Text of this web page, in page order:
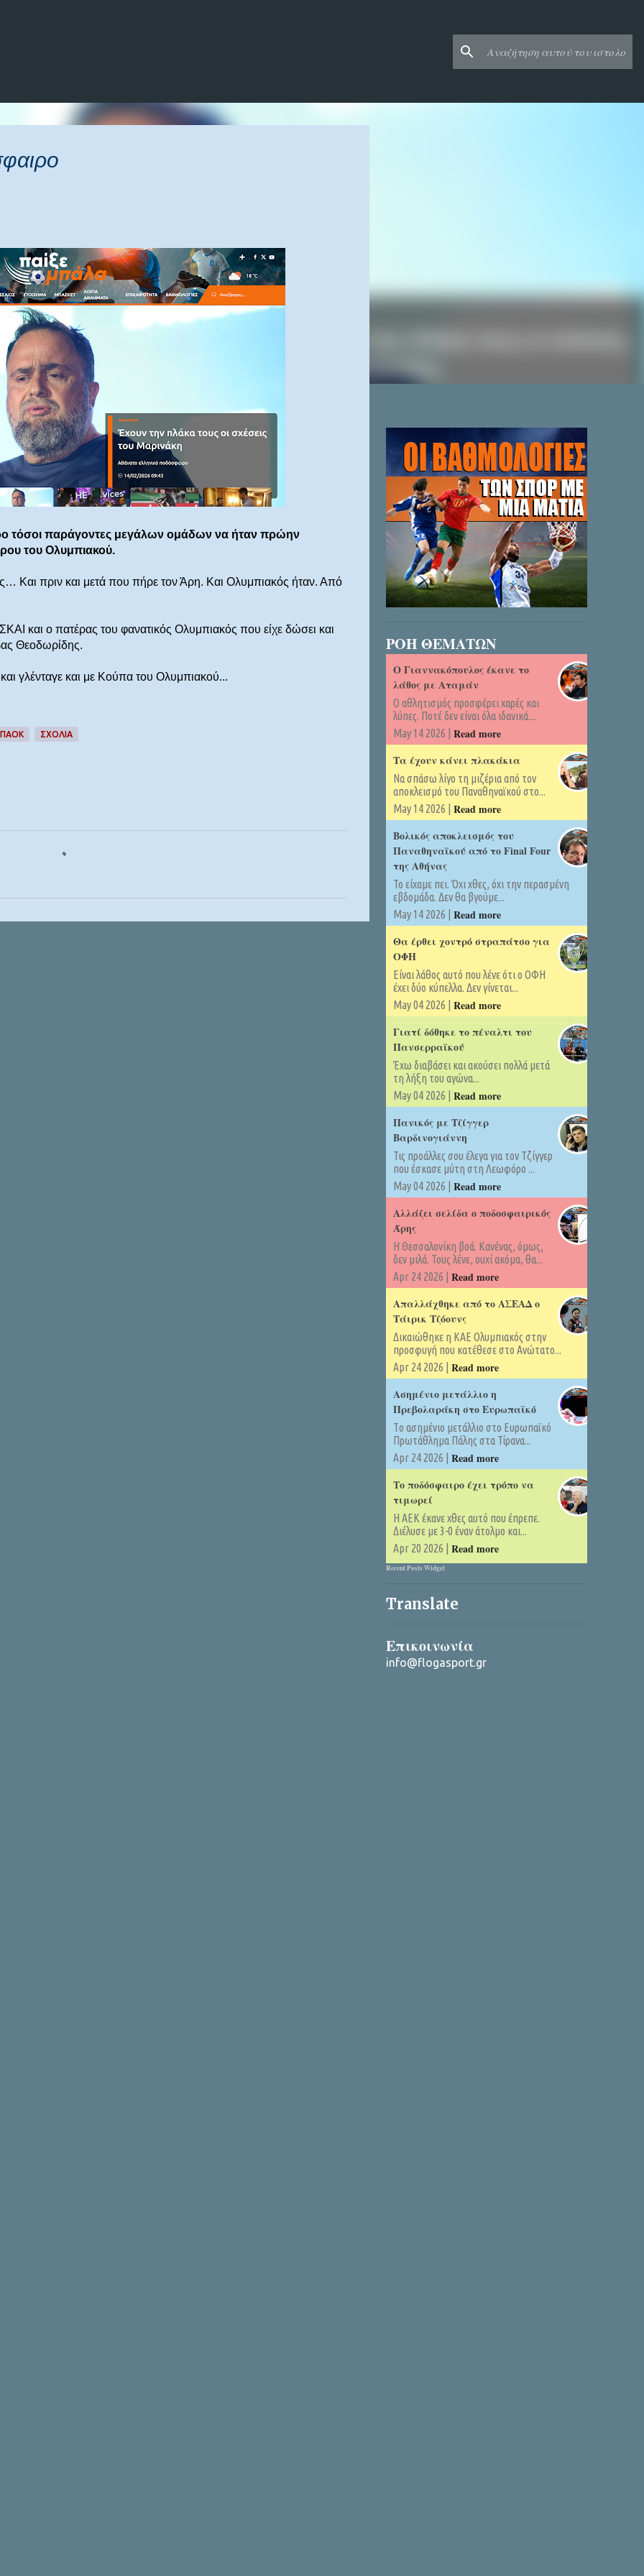
τόσοι παράγοντες μεγάλων ομάδων να ήταν πρώην
του Ολυμπιακού.
Και πριν και μετά που πήρε τον Άρη. Και Ολυμπιακός ήταν. Από
και ο πατέρας του φανατικός Ολυμπιακός που είχε δώσει και
Θεοδωρίδης.
γλένταγε και με Κούπα του Ολυμπιακού...
ΠΑΟΚ ΣΧΌΛΙΑ
ΡΟΗ ΘΕΜΑΤΩΝ
Ο Γιαννακόπουλος έκανε το
λάθος με Αταμάν
Ο αθλητισμός προσφέρει χαρές και
λύπες. Ποτέ δεν είναι όλα ιδανικά....
May 14 2026 | Read more
Τα έχουν κάνει πλακάκια
Να σπάσω λίγο τη μιζέρια από τον
αποκλεισμό του Παναθηναϊκού στο...
May 14 2026 | Read more
Βολικός αποκλεισμός του
Παναθηναϊκού από το Final Four
της Αθήνας
Το είχαμε πει. Όχι χθες, όχι την περασμένη
εβδομάδα. Δεν θα βγούμε...
May 14 2026 | Read more
Θα έρθει χοντρό στραπάτσο για
ΟΦΗ
Είναι λάθος αυτό που λένε ότι ο ΟΦΗ
έχει δύο κύπελλα. Δεν γίνεται...
May 04 2026 | Read more
Γιατί δόθηκε το πέναλτι του
Πανσερραϊκού
Έχω διαβάσει και ακούσει πολλά μετά
τη λήξη του αγώνα...
May 04 2026 | Read more
Πανικός με Τζίγγερ
Βαρδινογιάννη
Τις προάλλες σου έλεγα για τον Τζίγγερ
που έσκασε μύτη στη Λεωφόρο ...
May 04 2026 | Read more
Αλλάζει σελίδα ο ποδοσφαιρικός
Άρης
Η Θεσσαλονίκη βοά. Κανένας, όμως,
δεν μιλά. Τους λένε, ουχί ακόμα, θα...
Apr 24 2026 | Read more
Απαλλάχθηκε από το ΑΣΕΑΔ ο
Τάιρικ Τζόουνς
Δικαιώθηκε η ΚΑΕ Ολυμπιακός στην
προσφυγή που κατέθεσε στο Ανώτατο...
Apr 24 2026 | Read more
Ασημένιο μετάλλιο η
Πρεβολαράκη στο Ευρωπαϊκό
Tο ασημένιο μετάλλιο στο Ευρωπαϊκό
Πρωτάθλημα Πάλης στα Τίρανα...
Apr 24 2026 | Read more
Το ποδόσφαιρο έχει τρόπο να
τιμωρεί
Η ΑΕΚ έκανε χθες αυτό που έπρεπε.
Διέλυσε με 3-0 έναν άτολμο και...
Apr 20 2026 | Read more
Recent Posts Widget
Translate
Επικοινωνία
info@flogasport.gr